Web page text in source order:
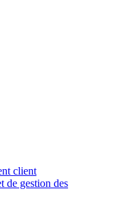
client
de gestion des